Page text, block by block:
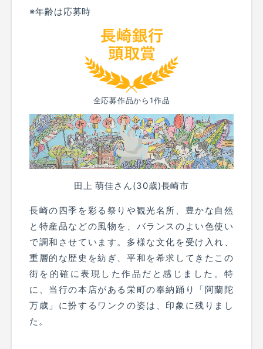
※年齢は応募時
全応募作品から1作品
田上 萌佳さん(30歳)長崎市
長崎の四季を彩る祭りや観光名所、豊かな自然
と特産品などの風物を、バランスのよい色使い
で調和させています。多様な文化を受け入れ、
重層的な歴史を紡ぎ、平和を希求してきたこの
街を的確に表現した作品だと感じました。特
に、当行の本店がある栄町の奉納踊り「阿蘭陀
万歳」に扮するワンクの姿は、印象に残りまし
た。